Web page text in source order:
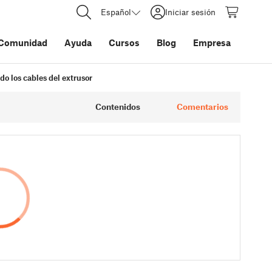
Español Iniciar sesión
Ayuda Cursos Blog Empresa
los cables del extrusor
Contenidos Comentarios